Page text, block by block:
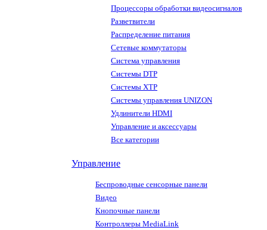
Процессоры обработки видеосигналов
Разветвители
Распределение питания
Сетевые коммутаторы
Система управления
Системы DTP
Системы XTP
Системы управления UNIZON
Удлинители HDMI
Управление и аксессуары
Все категории
Управление
Беспроводные сенсорные панели
Видео
Кнопочные панели
Контроллеры MediaLink